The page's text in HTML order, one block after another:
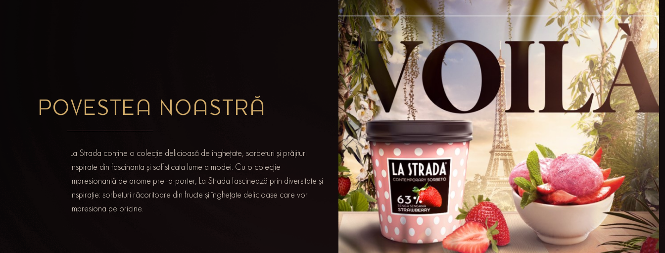
POVESTEA NOASTRĂ
La Strada conține o colecție delicioasă de înghețate, sorbeturi și prăjituri
inspirate din fascinanta și sofisticata lume a modei. Cu o colecție
impresionantă de arome pret-a-porter, La Strada fascinează prin diversitate și
inspirație: sorbeturi răcoritoare din fructe și înghețate delicioase care vor
impresiona pe oricine.